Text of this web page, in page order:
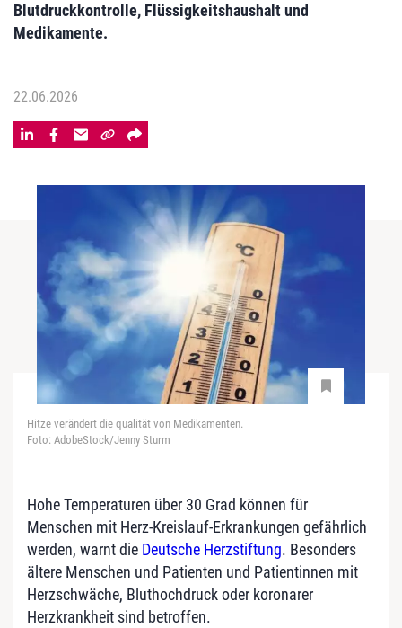
Blutdruckkontrolle, Flüssigkeitshaushalt und
Medikamente.
22.06.2026
Hitze verändert die qualität von Medikamenten.
Foto: AdobeStock/Jenny Sturm
Hohe Temperaturen über 30 Grad können für
Menschen mit Herz-Kreislauf-Erkrankungen gefährlich
werden, warnt die Deutsche Herzstiftung. Besonders
ältere Menschen und Patienten und Patientinnen mit
Herzschwäche, Bluthochdruck oder koronarer
Herzkrankheit sind betroffen.